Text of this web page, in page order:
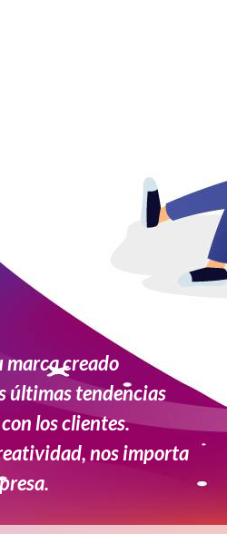
marca creado
últimas tendencias
los clientes.
nos importa